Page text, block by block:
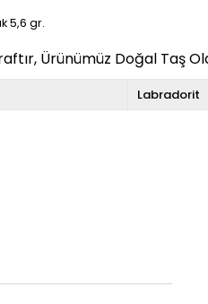
5,6 gr.
Ürünümüz Doğal Taş
Labradorit